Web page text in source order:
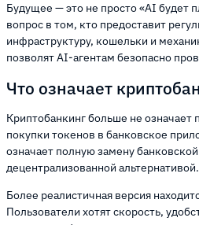
Будущее — это не просто «AI будет
вопрос в том, кто предоставит
инфраструктуру, кошельки и
позволят AI-агентам безопасно
Что означает
Криптобанкинг больше не означает
покупки токенов в банковское
означает полную замену
децентрализованной альтернативой.
Более реалистичная версия
Пользователи хотят скорость,